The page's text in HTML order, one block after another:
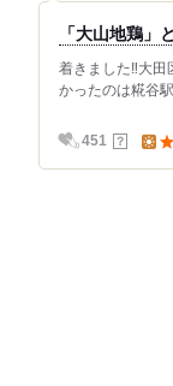
「大山地鶏
着きました‼️大田
かったのは糀谷
451 ？